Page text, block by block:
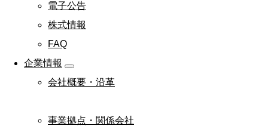
電子公告
株式情報
FAQ
企業情報
会社概要・沿革
事業拠点・関係会社